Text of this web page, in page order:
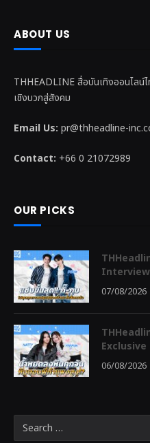
ABOUT US
THHEADLINE สื่อบันเทิงออนไล
เชิงบวกสู่สังคม
Email Us: pr@thheadline-
Contact: +66 0 21072989
OUR PICKS
Interview
07/08/2026
06/08/2026